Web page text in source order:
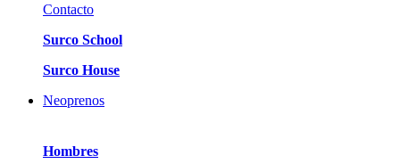
Contacto
Surco School
Surco House
Neoprenos
Hombres